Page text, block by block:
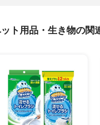
ト用品・生き物の関